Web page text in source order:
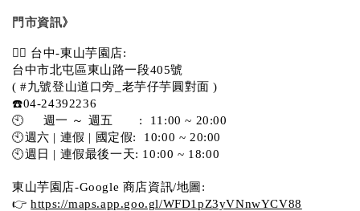
門市資訊》
💁‍♀️ 台中-東山芋園店:
台中市北屯區東山路一段405號
( #九號登山道口旁_老芋仔芋圓對面 )
☎️04-24392236
🕙     週一 ～ 週五       :  11:00 ~ 20:00
🕙週六 | 連假 | 國定假:  10:00 ~ 20:00
🕙週日 | 連假最後一天: 10:00 ~ 18:00
東山芋園店-Google 商店資訊/地圖:
👉 https://maps.app.goo.gl/WFD1pZ3yVNnwYCV88